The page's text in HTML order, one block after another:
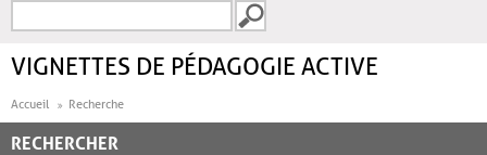
FORMULAIRE DE
VIGNETTES DE PÉDAGOGIE ACTIVE
Accueil Recherche
RECHERCHER